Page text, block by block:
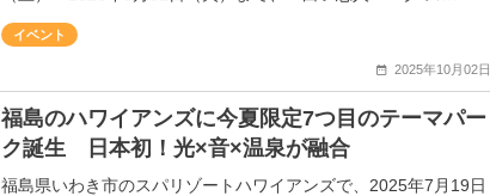
イベント
2025年10月02日
福島のハワイアンズに今夏限定7つ目のテーマパー
ク誕生 日本初！光×音×温泉が融合
福島県いわき市のスパリゾートハワイアンズで、2025年7月19日